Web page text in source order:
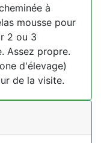
à
mousse pour
2 ou 3
Assez propre.
d'élevage)
de la visite.